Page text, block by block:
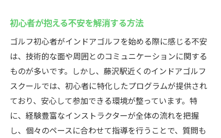
練習法
自分のライフスタイルに合った練習法の選
夜間練習で得られる集中と没頭
時間帯別の効果的な練習メニュー
施設を最大限に利用するためのヒント
24時間営業がもたらす練習の可能性
初心者が抱える不安を解消する方法
ゴルフ初心者がインドアゴルフを始める際に感じる不安
は、技術的な面や周囲とのコミュニケーションに関する
ものが多いです。しかし、藤沢駅近くのインドアゴルフ
スクールでは、初心者に特化したプログラムが提供され
ており、安心して参加できる環境が整っています。特
に、経験豊富なインストラクターが全体の流れを把握
し、個々のペースに合わせて指導を行うことで、質問も